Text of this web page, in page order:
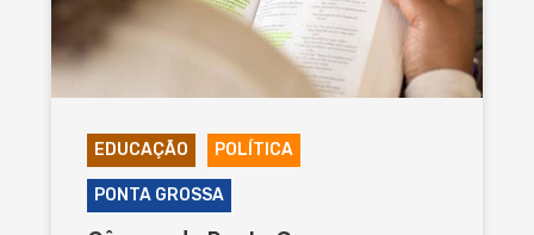
EDUCAÇÃO POLÍTICA
PONTA GROSSA